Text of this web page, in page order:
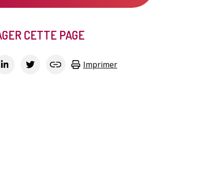
CETTE PAGE
Imprimer